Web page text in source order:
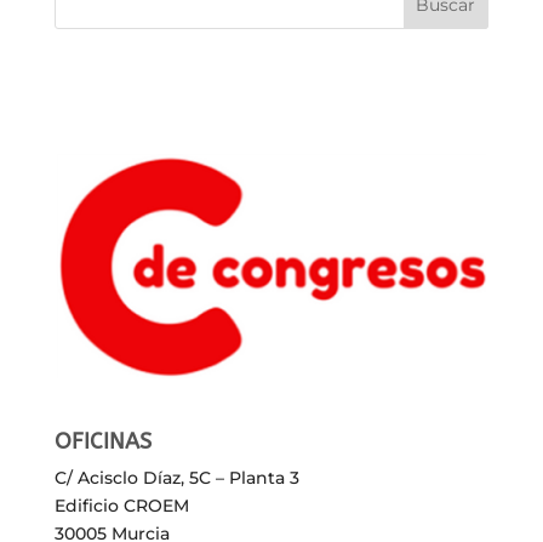
OFICINAS
C/ Acisclo Díaz, 5C – Planta 3
Edificio CROEM
30005 Murcia